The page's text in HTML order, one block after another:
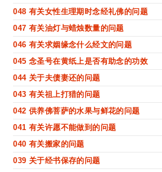
048 有关女性生理期时念经礼佛的问题
047 有关油灯与蜡烛数量的问题
046 有关求姻缘念什么经文的问题
045 念圣号在黄纸上是否有助念的功效
044 关于夫债妻还的问题
043 有关祖上打猎的问题
042 供养佛菩萨的水果与鲜花的问题
041 有关许愿不能做到的问题
040 有关搬家的问题
039 关于经书保存的问题